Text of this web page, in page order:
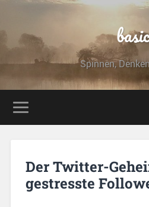
basic
Spinnen,
Der Twitter-
gestresste